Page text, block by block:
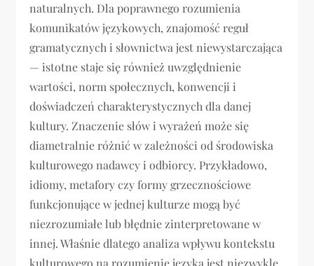
naturalnych. Dla poprawnego rozumienia
komunikatów językowych, znajomość reguł
gramatycznych i słownictwa jest niewystarczająca
— istotne staje się również uwzględnienie
wartości, norm społecznych, konwencji i
doświadczeń charakterystycznych dla danej
kultury. Znaczenie słów i wyrażeń może się
diametralnie różnić w zależności od środowiska
kulturowego nadawcy i odbiorcy. Przykładowo,
idiomy, metafory czy formy grzecznościowe
funkcjonujące w jednej kulturze mogą być
niezrozumiałe lub błędnie zinterpretowane w
innej. Właśnie dlatego analiza wpływu kontekstu
kulturowego na rozumienie języka jest niezwykle